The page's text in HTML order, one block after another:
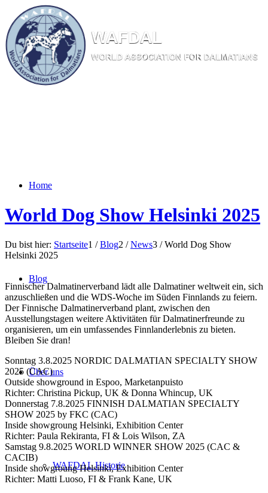
W AFDAL
WORL D ASSOC IATIONFORDALM ATIANS
Home
Blog
Über uns
WAFDAL Historie
World Dog Show Helsinki 2025
Du bist hier: Startseite1 / Blog2 / News3 / World Dog Show
Helsinki 2025
Finnischer Dalmatinerverband lädt alle Dalmatiner weltweit ein, sich
anzuschließen und die WDS-Woche im Süden Finnlands zu feiern.
Der Finnische Dalmatinerverband plant, zwischen den
Ausstellungstagen weitere Aktivitäten für Dalmatinerfreunde zu
organisieren, um ein umfassendes Finnlanderlebnis zu bieten.
Bleiben Sie dran!
Sonntag 3.8.2025 NORDIC DALMATIAN SPECIALTY SHOW
2025 (CAC)
Outside showground in Espoo, Marketanpuisto
Richter: Christina Pickup, UK & Donna Whincup, UK
Donnerstag 7.8.2025 FINNISH DALMATIAN SPECIALTY
SHOW 2025 by FKC (CAC)
Inside showgroung Helsinki, Exhibition Center
Richter: Paula Rekiranta, FI & Lois Wilson, ZA
Samstag 9.8.2025 WORLD WINNER SHOW 2025 (CAC &
CACIB)
Inside showgroung Helsinki, Exhibition Center
Richter: Matti Luoso, FI & Frank Kane, UK